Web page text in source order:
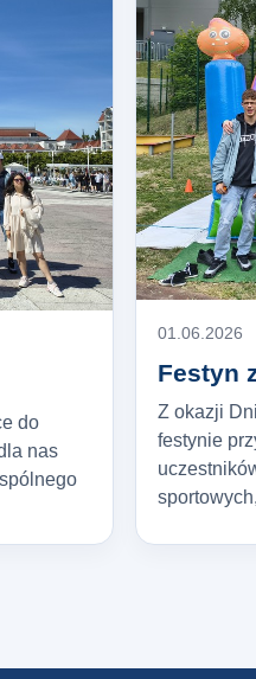
do
nas
01.06.2026
Festyn
Z okazji
festynie